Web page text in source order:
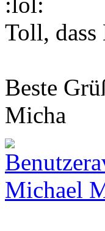
Toll,
Beste
Micha
Michael